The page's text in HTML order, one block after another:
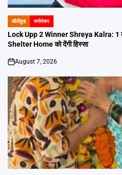
POSTED
IN
बॉलीवुड मनोरंजन
Lock Upp 2 Winner Shreya Kalra:
Shelter Home को देंगी हिस्सा
on
August 7, 2026